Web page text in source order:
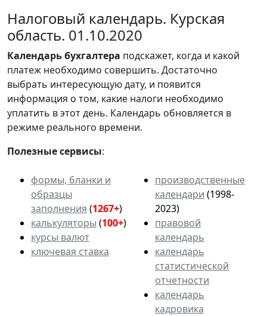
Налоговый календарь. Курская
область. 01.10.2020
Календарьбухгалтера подскажет, когда и какой
платеж необходимо совершить. Достаточно
выбрать интересующую дату, и появится
информация о том, какие налоги необходимо
уплатить в этот день. Календарь обновляется в
режиме реального времени.
Полезные сервисы:
формы, бланки и
образцы
заполнения (1267+)
калькуляторы (100+)
курсы валют
ключевая ставка
производственные
календари (1998-
2023)
правовой
календарь
календарь
статистической
отчетности
календарь
кадровика